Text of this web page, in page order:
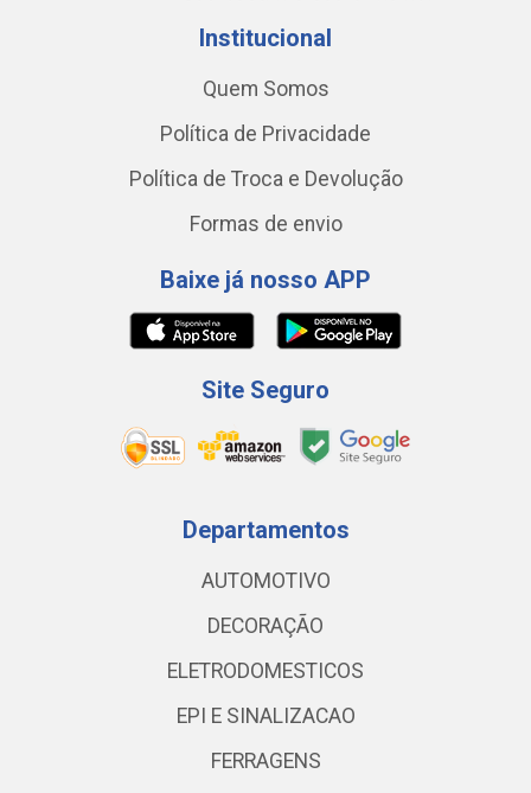
Institucional
Quem Somos
Política de Privacidade
Política de Troca e Devolução
Formas de envio
Baixe já nosso APP
Site Seguro
Departamentos
AUTOMOTIVO
DECORAÇÃO
ELETRODOMESTICOS
EPI E SINALIZACAO
FERRAGENS